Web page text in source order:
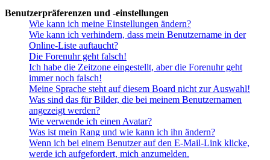
Benutzerpräferenzen und -einstellungen
Wie kann ich meine Einstellungen ändern?
Wie kann ich verhindern, dass mein Benutzername in der
Online-Liste auftaucht?
Die Forenuhr geht falsch!
Ich habe die Zeitzone eingestellt, aber die Forenuhr geht
immer noch falsch!
Meine Sprache steht auf diesem Board nicht zur Auswahl!
Was sind das für Bilder, die bei meinem Benutzernamen
angezeigt werden?
Wie verwende ich einen Avatar?
Was ist mein Rang und wie kann ich ihn ändern?
Wenn ich bei einem Benutzer auf den E-Mail-Link klicke,
werde ich aufgefordert, mich anzumelden.